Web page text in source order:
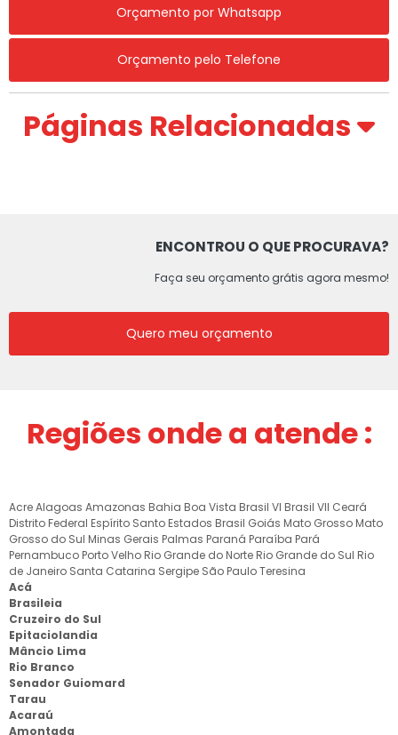
Orçamento por Whatsapp
Orçamento pelo Telefone
Páginas Relacionadas
ENCONTROU O QUE PROCURAVA?
Faça seu orçamento grátis agora mesmo!
Quero meu orçamento
Regiões onde a atende :
AcreAlagoas Amazonas Bahia Boa Vista Brasil VI Brasil VII Ceará
Distrito Federal Espírito Santo Estados Brasil Goiás Mato Grosso Mato
Grosso do Sul Minas Gerais Palmas Paraná Paraíba Pará
Pernambuco Porto Velho Rio Grande do Norte Rio Grande do Sul Rio
de Janeiro Santa Catarina Sergipe São PauloTeresina
Acá
Brasileia
Cruzeiro do Sul
Epitaciolandia
Mâncio Lima
Rio Branco
Senador Guiomard
Tarau
Acaraú
Amontada